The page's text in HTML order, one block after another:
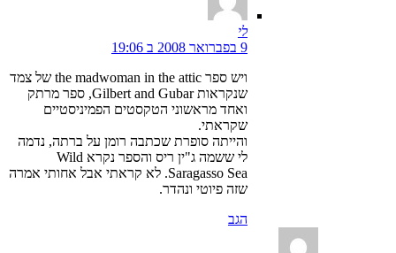
לי
9 בפברואר 2008 ב 19:06
ויש ספר the madwoman in the attic של צמד
שנקראות Gilbert and Gubar, ספר מרתק
ואחד מראשוני הטקסטים הפמיניסטיים
שקראתי.
והייתה סופרת שכתבה רומן על ברתה, נדמה
לי ששמה ג"ין ריס והספר נקרא Wild
Saragasso Sea. לא קראתי אבל אחותי אמרה
שזה פיוטי ונהדר.
הגב